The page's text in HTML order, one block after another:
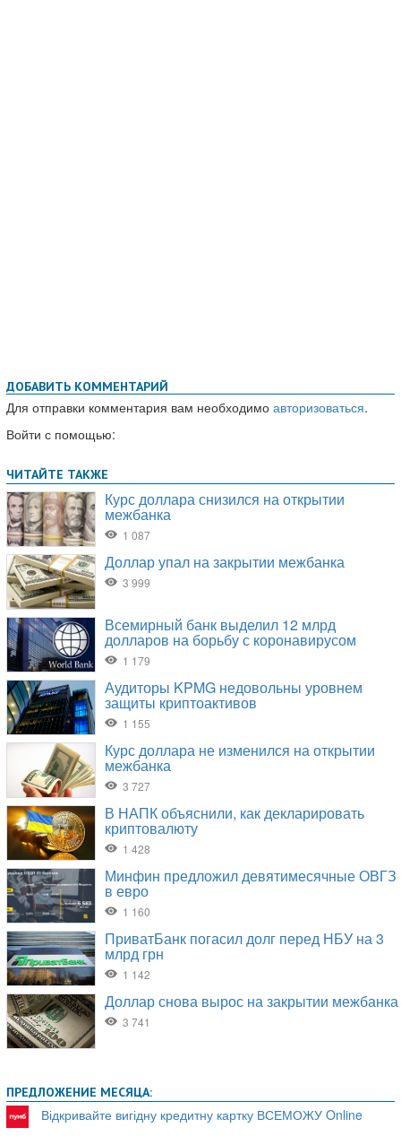
ДОБАВИТЬ КОММЕНТАРИЙ
Для отправки комментария вам необходимо авторизоваться.
Войти с помощью:
ПРЕДЛОЖЕНИЕ МЕСЯЦА:
Відкривайте вигідну кредитну картку ВСЕМОЖУ Online